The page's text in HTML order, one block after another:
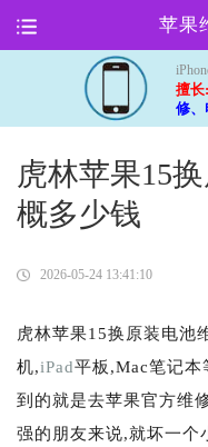
苹果
擅长:
修、
虎林苹果15
概多少钱
2026-05-24 13:41:10
虎林苹果15换原装电池
机,iPad平板,Mac笔记本
到的就是去苹果官方维
强的朋友来说,就坏一个